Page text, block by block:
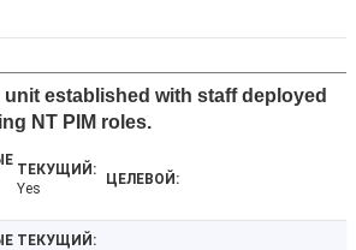
unit established with staff deployed
NT PIM roles.
Yes